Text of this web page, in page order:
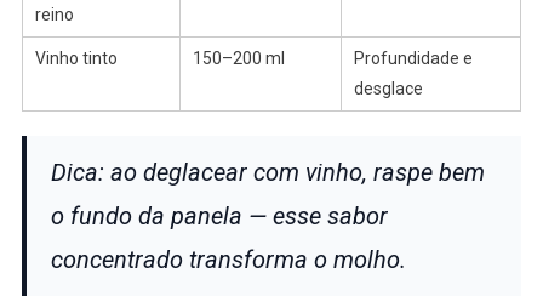
reino
Vinho tinto 150–200 ml
Profundidade e
desglace
Dica: ao deglacear com vinho, raspe bem
o fundo da panela — esse sabor
concentrado transforma o molho.